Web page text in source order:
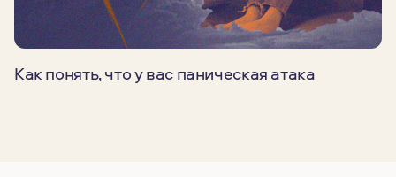
Как понять, что у вас паническая атака